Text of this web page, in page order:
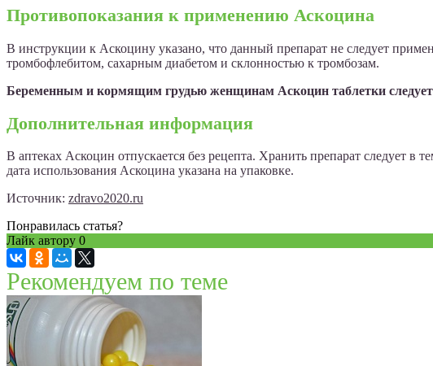
Противопоказания к применению Аскоцина
В инструкции к Аскоцину указано, что данный препарат не следует
тромбофлебитом, сахарным диабетом и склонностью к тромбозам.
Беременным и кормящим грудью женщинам Аскоцин таблетки
Дополнительная информация
В аптеках Аскоцин отпускается без рецепта. Хранить препарат следует в
дата использования Аскоцина указана на упаковке.
Источник: zdravo2020.ru
Понравилась статья?
Лайк автору 0
Рекомендуем по теме